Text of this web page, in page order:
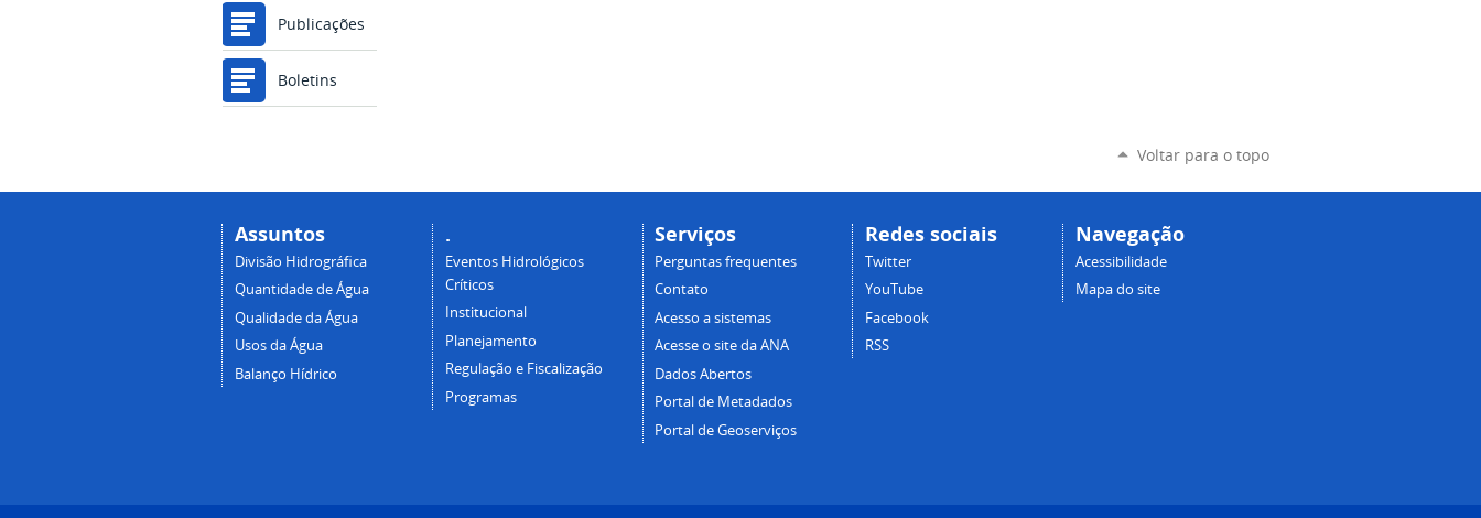
Publicações
Boletins
Voltar para o topo
Assuntos
Divisão Hidrográfica
Quantidade de Água
Qualidade da Água
Usos da Água
Balanço Hídrico
.
Eventos Hidrológicos
Críticos
Institucional
Planejamento
Regulação e Fiscalização
Programas
Serviços
Perguntas frequentes
Contato
Acesso a sistemas
Acesse o site da ANA
Dados Abertos
Portal de Metadados
Portal de Geoserviços
Redes sociais
Twitter
YouTube
Facebook
RSS
Navegação
Acessibilidade
Mapa do site